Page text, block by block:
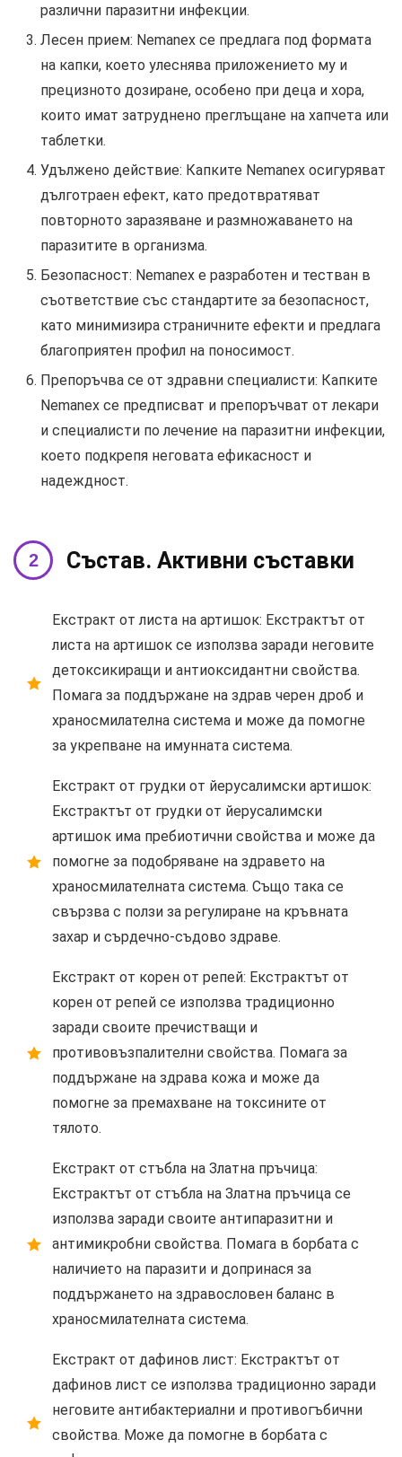
различни паразитни инфекции.
Лесен прием: Nemanex се предлага под формата
на капки, което улеснява приложението му и
прецизното дозиране, особено при деца и хора,
които имат затруднено преглъщане на хапчета или
таблетки.
Удължено действие: Капките Nemanex осигуряват
дълготраен ефект, като предотвратяват
повторното заразяване и размножаването на
паразитите в организма.
Безопасност: Nemanex е разработен и тестван в
съответствие със стандартите за безопасност,
като минимизира страничните ефекти и предлага
благоприятен профил на поносимост.
Препоръчва се от здравни специалисти: Капките
Nemanex се предписват и препоръчват от лекари
и специалисти по лечение на паразитни инфекции,
което подкрепя неговата ефикасност и
надеждност.
Състав. Активни съставки
Екстракт от листа на артишок: Екстрактът от
листа на артишок се използва заради неговите
детоксикиращи и антиоксидантни свойства.
Помага за поддържане на здрав черен дроб и
храносмилателна система и може да помогне
за укрепване на имунната система.
Екстракт от грудки от йерусалимски артишок:
Екстрактът от грудки от йерусалимски
артишок има пребиотични свойства и може да
помогне за подобряване на здравето на
храносмилателната система. Също така се
свързва с ползи за регулиране на кръвната
захар и сърдечно-съдово здраве.
Екстракт от корен от репей: Екстрактът от
корен от репей се използва традиционно
заради своите пречистващи и
противовъзпалителни свойства. Помага за
поддържане на здрава кожа и може да
помогне за премахване на токсините от
тялото.
Екстракт от стъбла на Златна пръчица:
Екстрактът от стъбла на Златна пръчица се
използва заради своите антипаразитни и
антимикробни свойства. Помага в борбата с
наличието на паразити и допринася за
поддържането на здравословен баланс в
храносмилателната система.
Екстракт от дафинов лист: Екстрактът от
дафинов лист се използва традиционно заради
неговите антибактериални и противогъбични
свойства. Може да помогне в борбата с